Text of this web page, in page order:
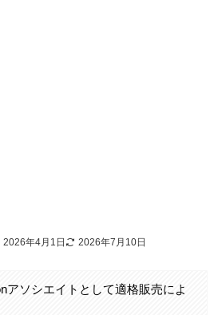
2026年4月1日 2026年7月10日
アソシエイトとして適格販売によ